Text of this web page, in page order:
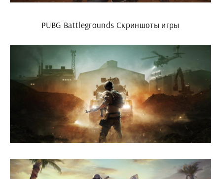
PUBG Battlegrounds Скриншоты игры